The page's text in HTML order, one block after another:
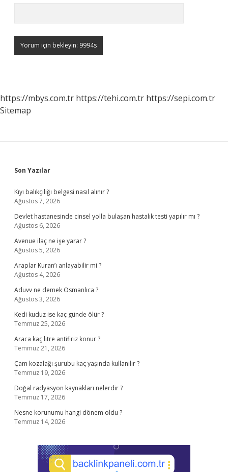
https://mbys.com.tr https://tehi.com.tr https://sepi.com.tr
Sitemap
Sidebar
Son Yazılar
Kıyı balıkçılığı belgesi nasıl alınır ?
Ağustos 7, 2026
Devlet hastanesinde cinsel yolla bulaşan hastalık testi yapılır mı ?
Ağustos 6, 2026
Avenue ilaç ne işe yarar ?
Ağustos 5, 2026
Araplar Kuran’ı anlayabilir mi ?
Ağustos 4, 2026
Aduvv ne demek Osmanlıca ?
Ağustos 3, 2026
Kedi kuduz ise kaç günde ölür ?
Temmuz 25, 2026
Araca kaç litre antifiriz konur ?
Temmuz 21, 2026
Çam kozalağı şurubu kaç yaşında kullanılır ?
Temmuz 19, 2026
Doğal radyasyon kaynakları nelerdir ?
Temmuz 17, 2026
Nesne korunumu hangi dönem oldu ?
Temmuz 14, 2026